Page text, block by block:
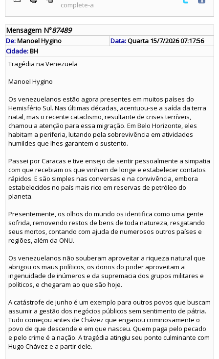
complete-a
Mensagem N°87489
De:Manoel Hygino Data:Quarta 15/7/2026 07:17:56
Cidade:BH
Tragédia na Venezuela
Manoel Hygino
Os venezuelanos estão agora presentes em muitos países do
Hemisfério Sul. Nas últimas décadas, acentuou-se a saída da terra
natal, mas o recente cataclismo, resultante de crises terríveis,
chamou a atenção para essa migração. Em Belo Horizonte, eles
habitam a periferia, lutando pela sobrevivência em atividades
humildes que lhes garantem o sustento.
Passei por Caracas e tive ensejo de sentir pessoalmente a simpatia
com que recebiam os que vinham de longe e estabelecer contatos
rápidos. E são simples nas conversas e na convivência, embora
estabelecidos no país mais rico em reservas de petróleo do
planeta.
Presentemente, os olhos do mundo os identifica como uma gente
sofrida, removendo restos de bens de toda natureza, resgatando
seus mortos, contando com ajuda de numerosos outros países e
regiões, além da ONU.
Os venezuelanos não souberam aproveitar a riqueza natural que
abrigou os maus políticos, os donos do poder aproveitam a
ingenuidade de inúmeros e da supremacia dos grupos militares e
políticos, e chegaram ao que são hoje.
A catástrofe de junho é um exemplo para outros povos que buscam
assumir a gestão dos negócios públicos sem sentimento de pátria.
Tudo começou antes de Chávez que enganou criminosamente o
povo de que descende e em que nasceu. Quem paga pelo pecado
e pelo crime é a nação. A tragédia atingiu seu ponto culminante com
Hugo Chávez e a partir dele.